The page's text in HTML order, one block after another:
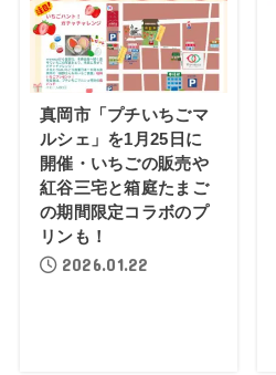
真岡市「プチいちごマ
ルシェ」を1月25日に
開催・いちごの販売や
紅谷三宅と箱庭たまご
の期間限定コラボのプ
リンも！
2026.01.22